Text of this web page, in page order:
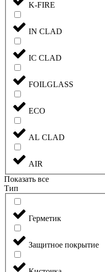
K-FIRE
IN CLAD
IC CLAD
FOILGLASS
ECO
AL CLAD
AIR
Показать все
Тип
Герметик
Защитное покрытие